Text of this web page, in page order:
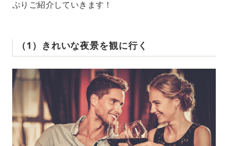
ぷりご紹介していきます！
（1）きれいな夜景を観に行く